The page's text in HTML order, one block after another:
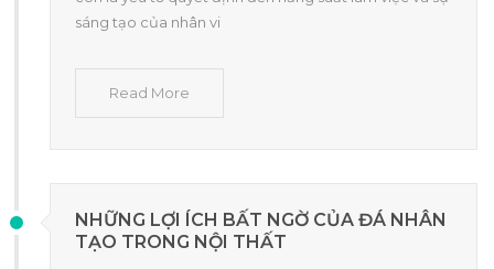
sáng tạo của nhân vi
Read More
NHỮNG LỢI ÍCH BẤT NGỜ CỦA ĐÁ NHÂN
TẠO TRONG NỘI THẤT